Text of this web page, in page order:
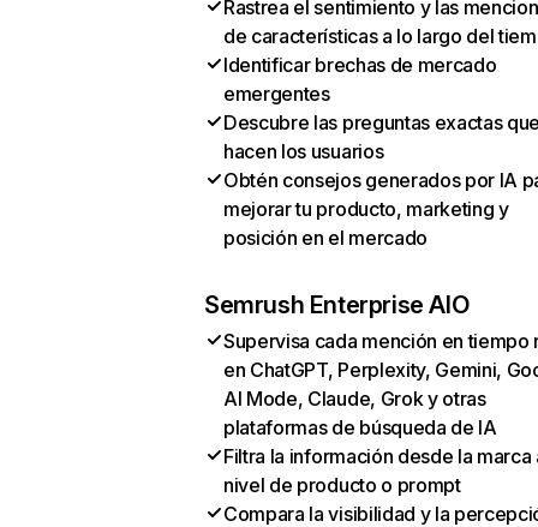
Rastrea el sentimiento y las
de características a lo largo del
Identificar brechas de mercado
emergentes
Descubre las preguntas exactas
hacen los usuarios
Obtén consejos generados por IA
mejorar tu producto, marketing y
posición en el mercado
Semrush Enterprise AIO
Supervisa cada mención en tiempo
en ChatGPT, Perplexity, Gemini,
AI Mode, Claude, Grok y otras
plataformas de búsqueda de IA
Filtra la información desde la marca
nivel de producto o prompt
Compara la visibilidad y la